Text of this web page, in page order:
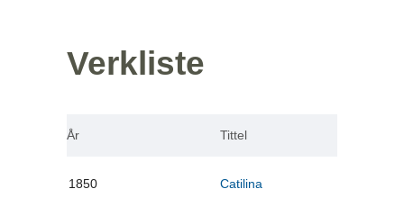
Verkliste
År Tittel
1850 Catilina